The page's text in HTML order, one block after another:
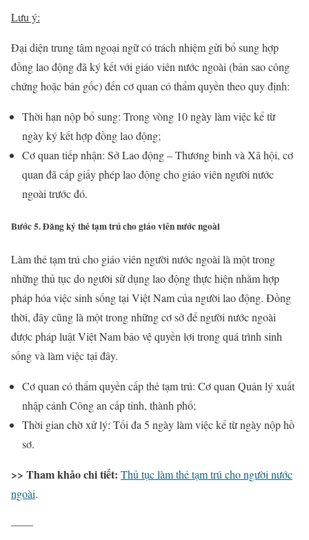
Lưu ý:
Đại diện trung tâm ngoại ngữ có trách nhiệm gửi bổ sung hợp
đồng lao động đã ký kết với giáo viên nước ngoài (bản sao công
chứng hoặc bản gốc) đến cơ quan có thẩm quyền theo quy định:
Thời hạn nộp bổ sung: Trong vòng 10 ngày làm việc kể từ
ngày ký kết hợp đồng lao động;
Cơ quan tiếp nhận: Sở Lao động – Thương binh và Xã hội, cơ
quan đã cấp giấy phép lao động cho giáo viên người nước
ngoài trước đó.
Bước 5. Đăng ký thẻ tạm trú cho giáo viên nước ngoài
Làm thẻ tạm trú cho giáo viên người nước ngoài là một trong
những thủ tục do người sử dụng lao động thực hiện nhằm hợp
pháp hóa việc sinh sống tại Việt Nam của người lao động. Đồng
thời, đây cũng là một trong những cơ sở để người nước ngoài
được pháp luật Việt Nam bảo vệ quyền lợi trong quá trình sinh
sống và làm việc tại đây.
Cơ quan có thẩm quyền cấp thẻ tạm trú: Cơ quan Quản lý xuất
nhập cảnh Công an cấp tỉnh, thành phố;
Thời gian chờ xử lý: Tối đa 5 ngày làm việc kể từ ngày nộp hồ
sơ.
>> Tham khảo chi tiết: Thủ tục làm thẻ tạm trú cho người nước
ngoài.
——